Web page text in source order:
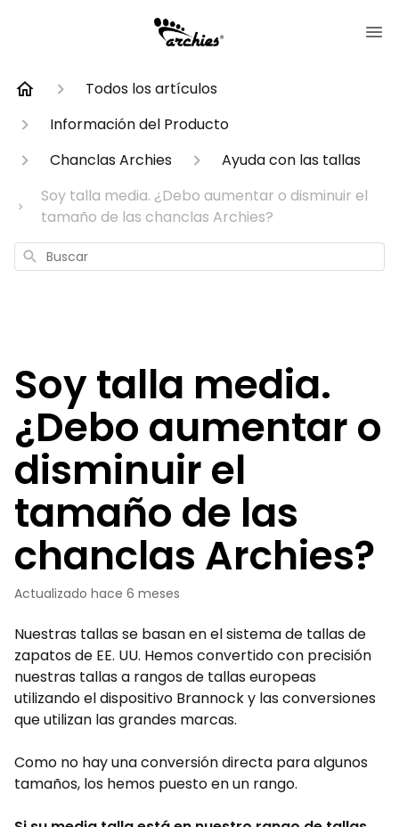
Todos los artículos
Información del Producto
Chanclas Archies
Ayuda con las tallas
Soy talla media. ¿Debo aumentar o disminuir el
tamaño de las chanclas Archies?
Buscar
Soy talla media.
¿Debo aumentar o
disminuir el
tamaño de las
chanclas Archies?
Actualizado hace 6 meses
Nuestras tallas se basan en el sistema de tallas de
zapatos de EE. UU. Hemos convertido con precisión
nuestras tallas a rangos de tallas europeas
utilizando el dispositivo Brannock y las conversiones
que utilizan las grandes marcas.
Como no hay una conversión directa para algunos
tamaños, los hemos puesto en un rango.